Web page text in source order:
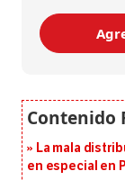
La mala
en especial en